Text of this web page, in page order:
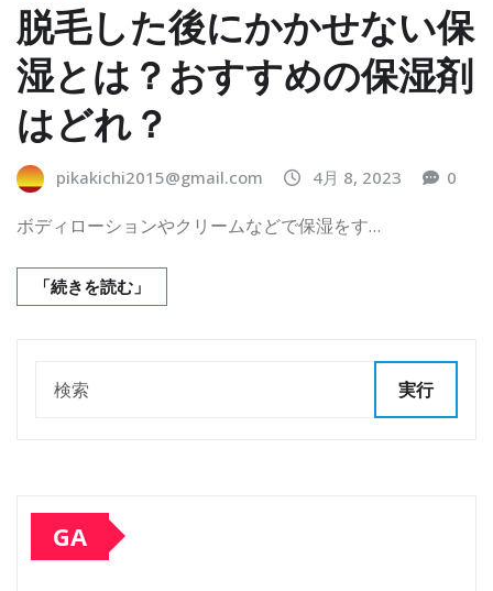
脱毛した後にかかせない保
湿とは？おすすめの保湿剤
はどれ？
pikakichi2015@gmail.com 4月 8, 2023 0
ボディローションやクリームなどで保湿をす…
「続きを読む」
実行
GA